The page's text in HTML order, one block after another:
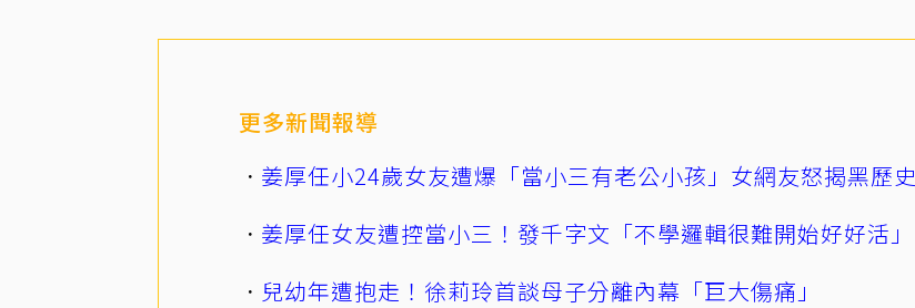
更多新聞報導
姜厚任小24歲女友遭爆「當小三有老公小孩」女網友怒揭黑歷史
姜厚任女友遭控當小三！發千字文「不學邏輯很難開始好好活」
兒幼年遭抱走！徐莉玲首談母子分離內幕「巨大傷痛」